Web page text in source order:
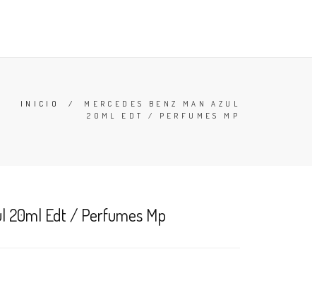
INICIO / MERCEDES BENZ MAN AZUL
20ML EDT / PERFUMES MP
20ml Edt / Perfumes Mp